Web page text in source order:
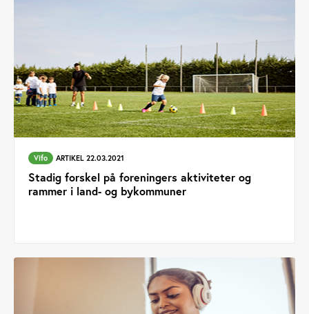
Vifo ARTIKEL 22.03.2021
Stadig forskel på foreningers aktiviteter og
rammer i land- og bykommuner